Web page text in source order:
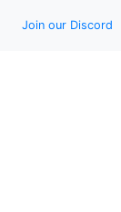
Join our Discord